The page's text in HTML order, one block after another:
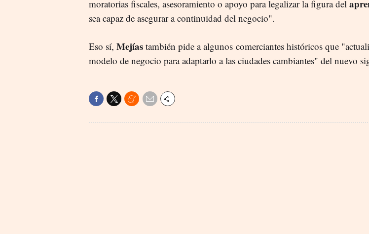
moratorias fiscales, asesoramiento o apoyo para legalizar la figura del
sea capaz de asegurar a continuidad del negocio".
Eso sí, Mejías también pide a algunos comerciantes históricos que
modelo de negocio para adaptarlo a las ciudades cambiantes" del nuevo